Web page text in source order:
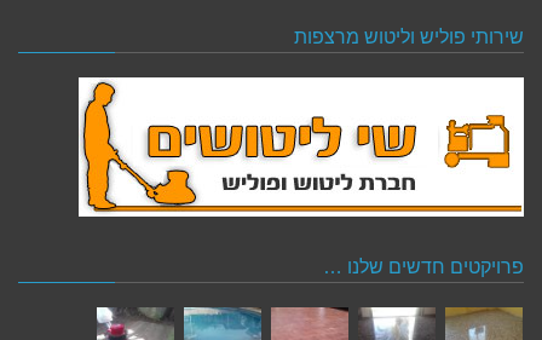
שירותי פוליש וליטוש מרצפות
פרויקטים חדשים שלנו …